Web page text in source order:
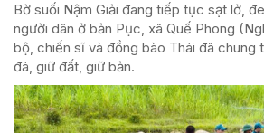
Bờ suối Nậm Giải đang tiếp tục sạt lở,
người dân ở bản Pục, xã Quế Phong
bộ, chiến sĩ và đồng bào Thái đã chung
đá, giữ đất, giữ bản.